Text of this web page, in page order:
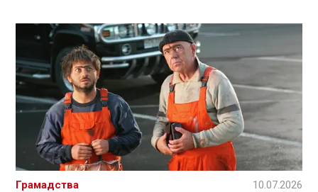
Грамадства 10.07.2026